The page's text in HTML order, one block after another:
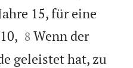
15, für eine


8 Wenn der
geleistet hat, zu